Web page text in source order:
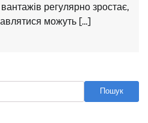
регулярно зростає,
можуть […]
Пошук